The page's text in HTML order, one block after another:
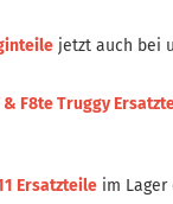
jetzt auch bei
& F8te Truggy
Ersatzteile im